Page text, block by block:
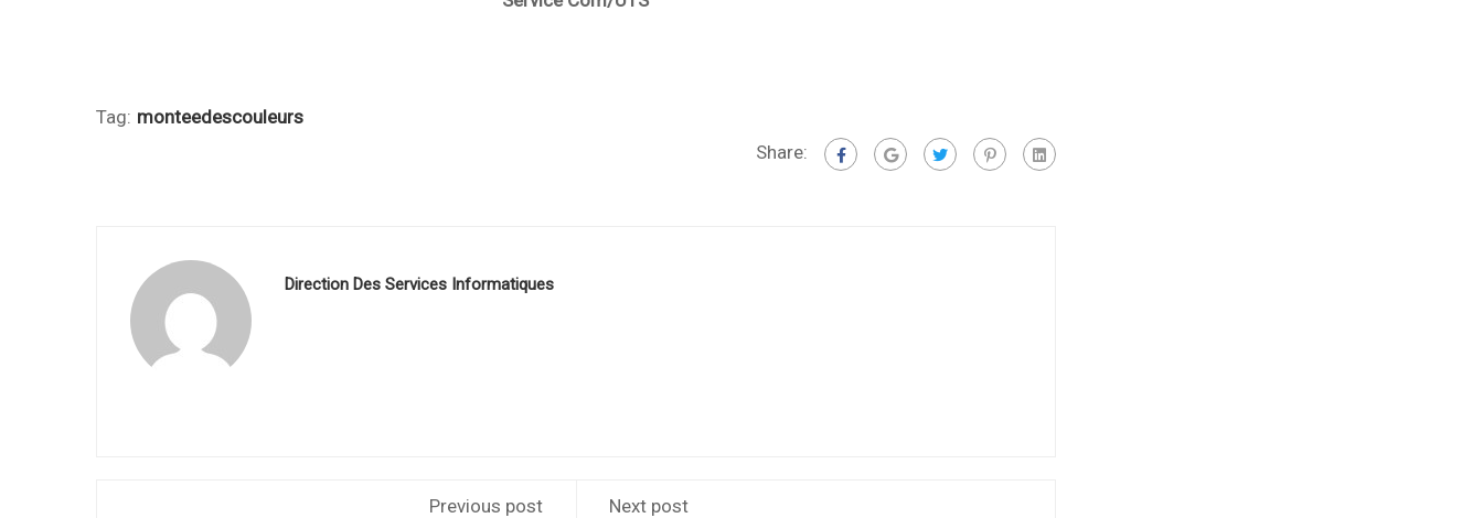
Tag: monteedescouleurs
Share:
Direction Des Services Informatiques
Previous post Next post